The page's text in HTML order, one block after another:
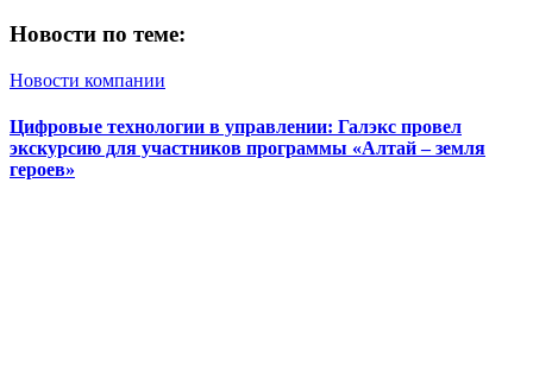
Новости по теме:
Новости компании
Цифровые технологии в управлении: Галэкс провел
экскурсию для участников программы «Алтай – земля
героев»